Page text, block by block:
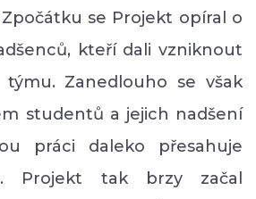
se Projekt opíral o
kteří dali vzniknout
Zanedlouho se však
studentů a jejich nadšení
práci daleko přesahuje
Projekt tak brzy začal